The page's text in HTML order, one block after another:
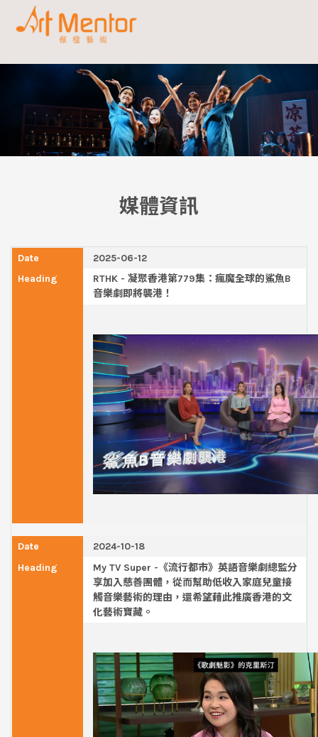
媒體資訊
2025-06-12
RTHK - 凝聚香港第779集：瘋魔全球的鯊魚B
音樂劇即將襲港！
2024-10-18
My TV Super -《流行都市》英語音樂劇總監分
享加入慈善團體，從而幫助低收入家庭兒童接
觸音樂藝術的理由，還希望藉此推廣香港的文
化藝術寶藏。